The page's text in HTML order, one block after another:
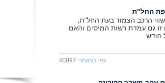
החל"ת
שווי הרכב הצמוד בעת החל"ת,
זו גם עמדת רשות המיסים והאם
חודש
צפו במאמר: 40097